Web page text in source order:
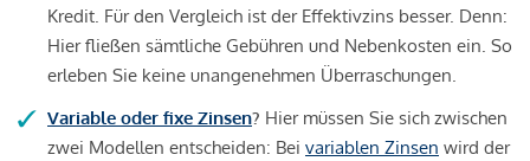
Kredit. Für den Vergleich ist der Effektivzins besser. Denn:
Hier fließen sämtliche Gebühren und Nebenkosten ein. So
erleben Sie keine unangenehmen Überraschungen.
Variable oder fixe Zinsen? Hier müssen Sie sich zwischen
zwei Modellen entscheiden: Bei variablen Zinsen wird der